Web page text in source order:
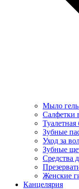
Мыло
Салфетки
Туалетная
Зубные
Уход за
Зубные
Средства
Женские
Канцелярия